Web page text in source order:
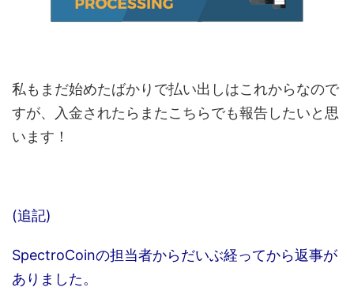
私もまだ始めたばかりで払い出しはこれからなので
すが、入金されたらまたこちらでも報告したいと思
います！
(追記)
SpectroCoinの担当者からだいぶ経ってから返事が
ありました。